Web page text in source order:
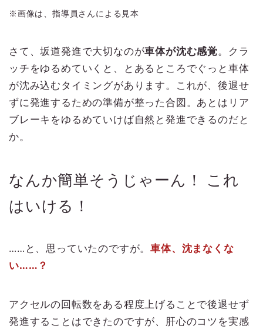
※画像は、指導員さんによる見本
さて、坂道発進で大切なのが車体が沈む感覚。クラ
ッチをゆるめていくと、とあるところでぐっと車体
が沈み込むタイミングがあります。これが、後退せ
ずに発進するための準備が整った合図。あとはリア
ブレーキをゆるめていけば自然と発進できるのだと
か。
なんか簡単そうじゃーん！ これ
はいける！
……と、思っていたのですが。車体、沈まなくな
い……？
アクセルの回転数をある程度上げることで後退せず
発進することはできたのですが、肝心のコツを実感